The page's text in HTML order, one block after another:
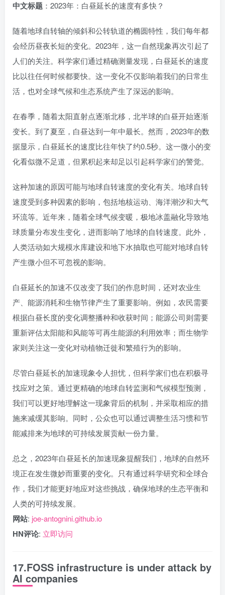
中文标题 ：2023年：白昼延长的速度有多快？
随着地球自转轴的倾斜和公转轨道的椭圆特性，我们每年都
会经历昼夜长短的变化。2023年，这一自然现象再次引起了
人们的关注。科学家们通过精确测量发现，白昼延长的速度
比以往任何时候都要快。这一变化不仅影响着我们的日常生
活，也对全球气候和生态系统产生了深远的影响。
在春季，随着太阳直射点逐渐北移，北半球的白昼开始逐渐
变长。到了夏至，白昼达到一年中最长。然而，2023年的数
据显示，白昼延长的速度比往年快了约0.5秒。这一微小的变
化看似微不足道，但累积起来却足以引起科学家们的警觉。
这种加速的原因可能与地球自转速度的变化有关。地球自转
速度受到多种因素的影响，包括地核运动、海洋潮汐和大气
环流等。近年来，随着全球气候变暖，极地冰盖融化导致地
球质量分布发生变化，进而影响了地球的自转速度。此外，
人类活动如大规模水库建设和地下水抽取也可能对地球自转
产生微小但不可忽视的影响。
白昼延长的加速不仅改变了我们的作息时间，还对农业生
产、能源消耗和生物节律产生了重要影响。例如，农民需要
根据白昼长度的变化调整播种和收获时间；能源公司则需要
重新评估太阳能和风能等可再生能源的利用效率；而生物学
家则关注这一变化对动植物迁徙和繁殖行为的影响。
尽管白昼延长的加速现象令人担忧，但科学家们也在积极寻
找应对之策。通过更精确的地球自转监测和气候模型预测，
我们可以更好地理解这一现象背后的机制，并采取相应的措
施来减缓其影响。同时，公众也可以通过调整生活习惯和节
能减排来为地球的可持续发展贡献一份力量。
总之，2023年白昼延长的加速现象提醒我们，地球的自然环
境正在发生微妙而重要的变化。只有通过科学研究和全球合
作，我们才能更好地应对这些挑战，确保地球的生态平衡和
人类的可持续发展。
网站: joe-antognini.github.io
HN评论: 立即访问
17.FOSS infrastructure is under attack by
AI companies